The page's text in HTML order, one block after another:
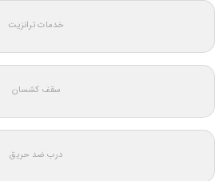
خدمات ترانزیت
سقف کشسان
درب ضد حریق